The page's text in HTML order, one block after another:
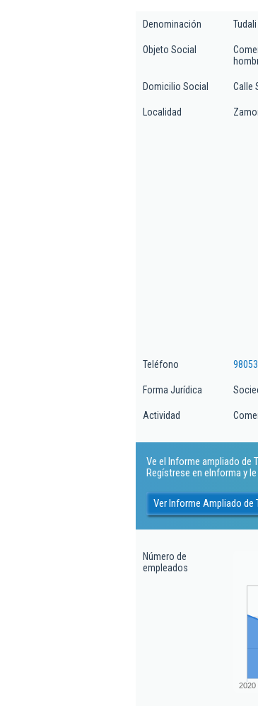
Denominación
Objeto Social
Domicilio Social Calle
Localidad
Teléfono 98053...
Forma Jurídica
Actividad
Ve el Informe ampliado de
Regístrese en eInforma y
Ver Informe Ampliado de
Número de
empleados
2020